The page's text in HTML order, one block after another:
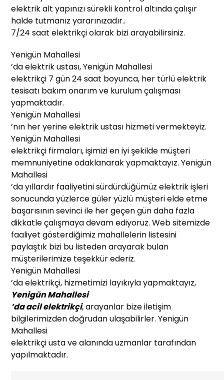
elektrik alt yapınızı sürekli kontrol altında çalışır
halde tutmanız yararınızadır..
7/24 saat elektrikçi olarak bizi arayabilirsiniz.
Yenigün Mahallesi
’da elektrik ustası, Yenigün Mahallesi
elektrikçi 7 gün 24 saat boyunca, her türlü elektrik
tesisatı bakım onarım ve kurulum çalışması
yapmaktadır.
Yenigün Mahallesi
’nın her yerine elektrik ustası hizmeti vermekteyiz.
Yenigün Mahallesi
elektrikçi firmaları, işimizi en iyi şekilde müşteri
memnuniyetine odaklanarak yapmaktayız. Yenigün
Mahallesi
’da yıllardır faaliyetini sürdürdüğümüz elektrik işleri
sonucunda yüzlerce güler yüzlü müşteri elde etme
başarısının sevinci ile her geçen gün daha fazla
dikkatle çalışmaya devam ediyoruz. Web sitemizde
faaliyet gösterdiğimiz mahallelerin listesini
paylaştık bizi bu listeden arayarak bulan
müşterilerimize teşekkür ederiz.
Yenigün Mahallesi
’da elektrikçi, hizmetimizi layıkıyla yapmaktayız,
Yenigün Mahallesi
’da acil elektrikçi, arayanlar bize iletişim
bilgilerimizden doğrudan ulaşabilirler. Yenigün
Mahallesi
elektrikçi usta ve alanında uzmanlar tarafından
yapılmaktadır.